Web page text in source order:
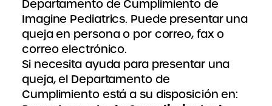
Departamento de Cumplimiento de
Imagine Pediatrics. Puede presentar una
queja en persona o por correo, fax o
correo electrónico.
Si necesita ayuda para presentar una
queja, el Departamento de
Cumplimiento está a su disposición en: